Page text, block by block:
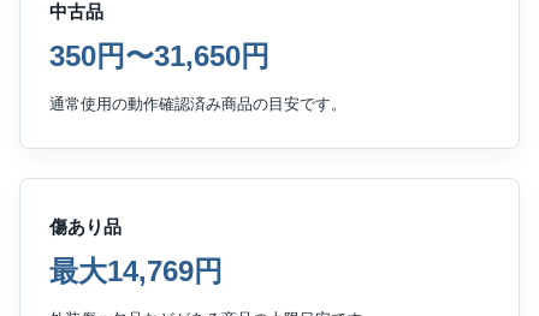
中古品
350円〜31,650円
通常使用の動作確認済み商品の目安です。
傷あり品
最大14,769円